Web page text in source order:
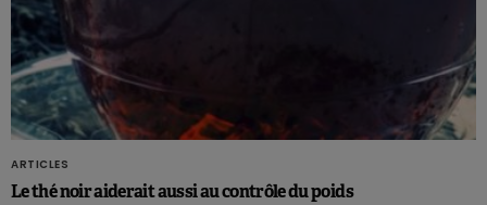
ARTICLES
Le thé noir aiderait aussi au contrôle du poids